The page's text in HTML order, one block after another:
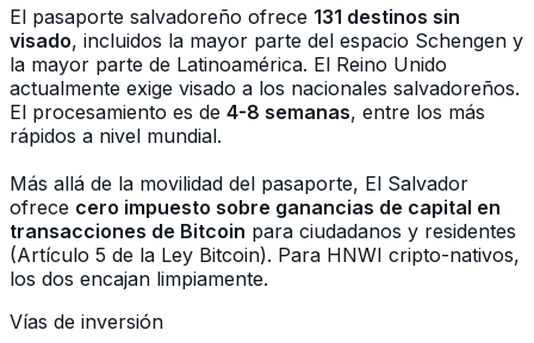
El pasaporte salvadoreño ofrece 131 destinos sin
visado, incluidos la mayor parte del espacio Schengen y
la mayor parte de Latinoamérica. El Reino Unido
actualmente exige visado a los nacionales salvadoreños.
El procesamiento es de 4-8 semanas, entre los más
rápidos a nivel mundial.
Más allá de la movilidad del pasaporte, El Salvador
ofrece cero impuesto sobre ganancias de capital en
transacciones de Bitcoin para ciudadanos y residentes
(Artículo 5 de la Ley Bitcoin). Para HNWI cripto-nativos,
los dos encajan limpiamente.
Vías de inversión